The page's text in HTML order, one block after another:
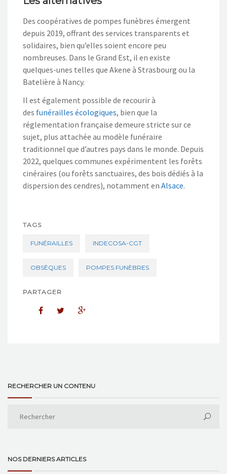
Des coopératives de pompes funèbres émergent
depuis 2019, offrant des services transparents et
solidaires, bien qu’elles soient encore peu
nombreuses. Dans le Grand Est, il en existe
quelques-unes telles que Akene à Strasbourg ou la
Batelière à Nancy.
Il est également possible de recourir à
des funérailles écologiques, bien que la
réglementation française demeure stricte sur ce
sujet, plus attachée au modèle funéraire
traditionnel que d’autres pays dans le monde. Depuis
2022, quelques communes expérimentent les forêts
cinéraires (ou forêts sanctuaires, des bois dédiés à la
dispersion des cendres), notamment en Alsace.
TAGS
FUNÉRAILLES INDECOSA-CGT
OBSÈQUES POMPES FUNÈBRES
PARTAGER
RECHERCHER UN CONTENU
NOS DERNIERS ARTICLES